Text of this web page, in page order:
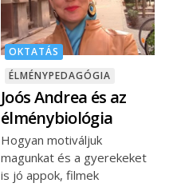
OKTATÁS
ÉLMÉNYPEDAGÓGIA
Joós Andrea és az
élménybiológia
Hogyan motiváljuk
magunkat és a gyerekeket
is jó appok, filmek